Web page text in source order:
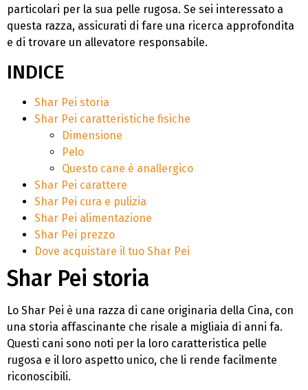
particolari per la sua pelle rugosa. Se sei interessato a
questa razza, assicurati di fare una ricerca approfondita
e di trovare un allevatore responsabile.
INDICE
Shar Pei storia
Shar Pei caratteristiche fisiche
Dimensione
Pelo
Questo cane è anallergico
Shar Pei carattere
Shar Pei cura e pulizia
Shar Pei alimentazione
Shar Pei prezzo
Dove acquistare il tuo Shar Pei
Shar Pei storia
Lo Shar Pei è una razza di cane originaria della Cina, con
una storia affascinante che risale a migliaia di anni fa.
Questi cani sono noti per la loro caratteristica pelle
rugosa e il loro aspetto unico, che li rende facilmente
riconoscibili.